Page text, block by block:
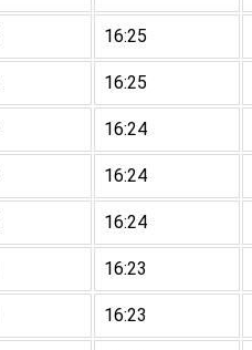
16:25
16:25
16:24
16:24
16:24
16:23
16:23